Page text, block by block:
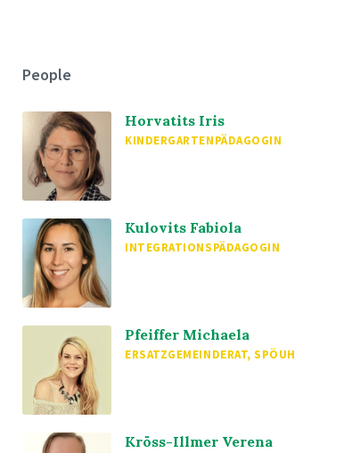
People
Horvatits Iris
KINDERGARTENPÄDAGOGIN
Kulovits Fabiola
INTEGRATIONSPÄDAGOGIN
Pfeiffer Michaela
ERSATZGEMEINDERAT, SPÖUH
Kröss-Illmer Verena